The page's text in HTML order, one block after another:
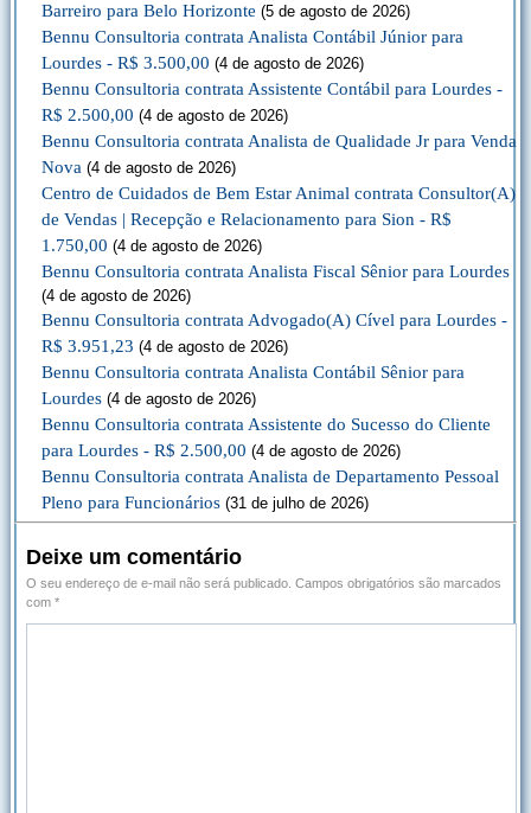
Barreiro para Belo Horizonte (5 de agosto de 2026)
Bennu Consultoria contrata Analista Contábil Júnior para
Lourdes - R$ 3.500,00 (4 de agosto de 2026)
Bennu Consultoria contrata Assistente Contábil para Lourdes -
R$ 2.500,00 (4 de agosto de 2026)
Bennu Consultoria contrata Analista de Qualidade Jr para Venda
Nova (4 de agosto de 2026)
Centro de Cuidados de Bem Estar Animal contrata Consultor(A)
de Vendas | Recepção e Relacionamento para Sion - R$
1.750,00 (4 de agosto de 2026)
Bennu Consultoria contrata Analista Fiscal Sênior para Lourdes
(4 de agosto de 2026)
Bennu Consultoria contrata Advogado(A) Cível para Lourdes -
R$ 3.951,23 (4 de agosto de 2026)
Bennu Consultoria contrata Analista Contábil Sênior para
Lourdes (4 de agosto de 2026)
Bennu Consultoria contrata Assistente do Sucesso do Cliente
para Lourdes - R$ 2.500,00 (4 de agosto de 2026)
Bennu Consultoria contrata Analista de Departamento Pessoal
Pleno para Funcionários (31 de julho de 2026)
Deixe um comentário
O seu endereço de e-mail não será publicado. Campos obrigatórios são marcados
com *